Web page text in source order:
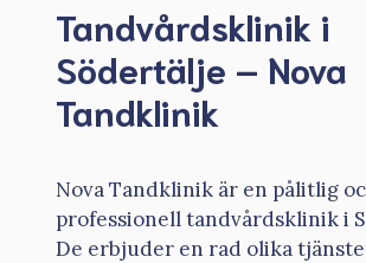
Tandvårdsklinik i
Södertälje – Nova
Tandklinik
Nova Tandklinik är en pålitlig
professionell tandvårdsklinik i
De erbjuder en rad olika